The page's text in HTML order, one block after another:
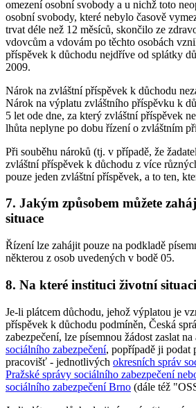
omezení osobní svobody a u nichž toto
osobní svobody, které nebylo časově
trvat déle než 12 měsíců, skončilo ze
vdovcům a vdovám po těchto osobách
příspěvek k důchodu nejdříve od splátky
2009.
Nárok na zvláštní příspěvek k důchodu
Nárok na výplatu zvláštního příspěvku k
5 let ode dne, za který zvláštní příspěvek
lhůta neplyne po dobu řízení o zvláštním
Při souběhu nároků (tj. v případě, že
zvláštní příspěvek k důchodu z více
pouze jeden zvláštní příspěvek, a to ten,
7. Jakým způsobem můžete
situace
Řízení lze zahájit pouze na podkladě
některou z osob uvedených v bodě 05.
8. Na které instituci životní
Je-li plátcem důchodu, jehož výplatou je
příspěvek k důchodu podmíněn, Česká
zabezpečení, lze písemnou žádost zaslat na
sociálního zabezpečení, popřípadě ji podat
pracovišť - jednotlivých okresních správ
Pražské správy sociálního zabezpečení
sociálního zabezpečení Brno (dále též